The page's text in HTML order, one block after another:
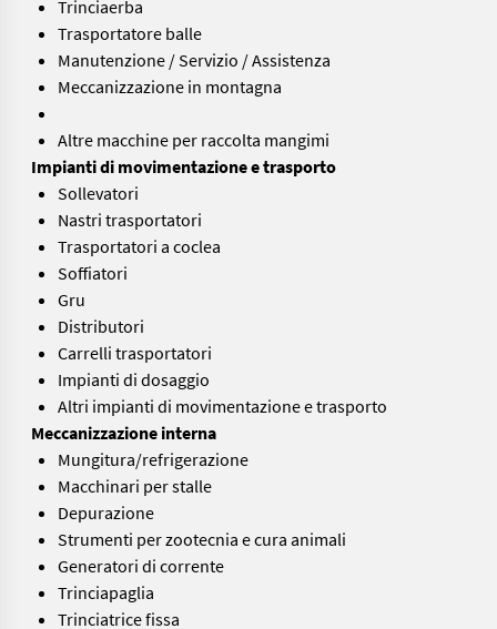
Trinciaerba
Trasportatore balle
Manutenzione / Servizio / Assistenza
Meccanizzazione in montagna
Altre macchine per raccolta mangimi
Impianti di movimentazione e trasporto
Sollevatori
Nastri trasportatori
Trasportatori a coclea
Soffiatori
Gru
Distributori
Carrelli trasportatori
Impianti di dosaggio
Altri impianti di movimentazione e trasporto
Meccanizzazione interna
Mungitura/refrigerazione
Macchinari per stalle
Depurazione
Strumenti per zootecnia e cura animali
Generatori di corrente
Trinciapaglia
Trinciatrice fissa